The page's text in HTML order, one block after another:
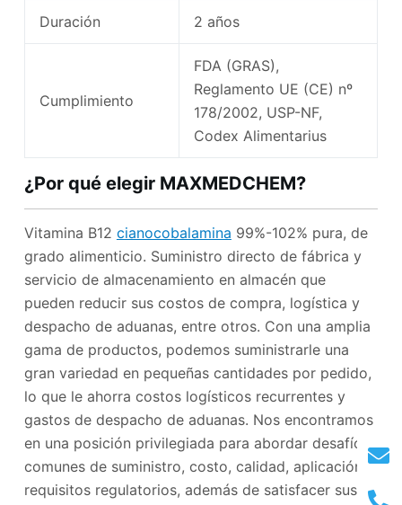
Duración 2 años
Cumplimiento
FDA (GRAS),
Reglamento UE (CE) nº
178/2002, USP-NF,
Codex Alimentarius
¿Por qué elegir MAXMEDCHEM?
Vitamina B12 cianocobalamina 99%-102% pura, de
grado alimenticio. Suministro directo de fábrica y
servicio de almacenamiento en almacén que
pueden reducir sus costos de compra, logística y
despacho de aduanas, entre otros. Con una amplia
gama de productos, podemos suministrarle una
gran variedad en pequeñas cantidades por pedido,
lo que le ahorra costos logísticos recurrentes y
gastos de despacho de aduanas. Nos encontramos
en una posición privilegiada para abordar desafíos
comunes de suministro, costo, calidad, aplicación y
requisitos regulatorios, además de satisfacer sus